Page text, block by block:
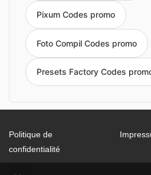
Pixum Codes promo
Foto Compil Codes promo
Presets Factory Codes
Politique de
confidentialité